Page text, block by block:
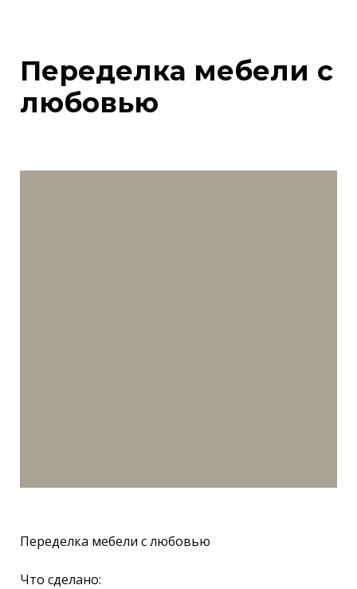
Переделка мебели с
любовью
Переделка мебели с любовью
Что сделано: